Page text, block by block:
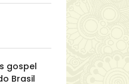
gospel
Brasil